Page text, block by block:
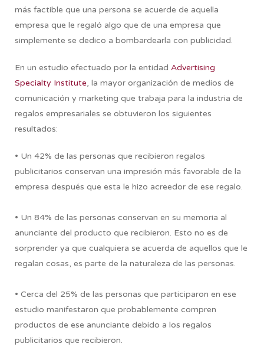
más factible que una persona se acuerde de aquella
empresa que le regaló algo que de una empresa que
simplemente se dedico a bombardearla con publicidad.
En un estudio efectuado por la entidad Advertising
Specialty Institute, la mayor organización de medios de
comunicación y marketing que trabaja para la industria de
regalos empresariales se obtuvieron los siguientes
resultados:
• Un 42% de las personas que recibieron regalos
publicitarios conservan una impresión más favorable de la
empresa después que esta le hizo acreedor de ese regalo.
• Un 84% de las personas conservan en su memoria al
anunciante del producto que recibieron. Esto no es de
sorprender ya que cualquiera se acuerda de aquellos que le
regalan cosas, es parte de la naturaleza de las personas.
• Cerca del 25% de las personas que participaron en ese
estudio manifestaron que probablemente compren
productos de ese anunciante debido a los regalos
publicitarios que recibieron.